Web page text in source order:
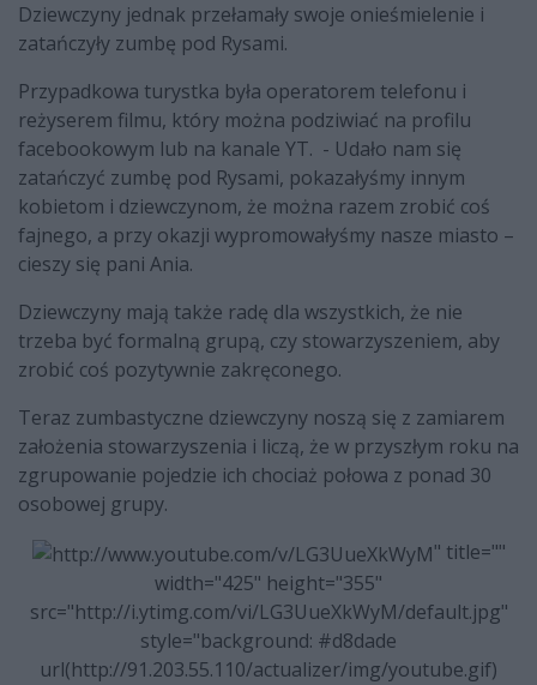
Dziewczyny jednak przełamały swoje onieśmielenie i
zatańczyły zumbę pod Rysami.
Przypadkowa turystka była operatorem telefonu i
reżyserem filmu, który można podziwiać na profilu
facebookowym lub na kanale YT. - Udało nam się
zatańczyć zumbę pod Rysami, pokazałyśmy innym
kobietom i dziewczynom, że można razem zrobić coś
fajnego, a przy okazji wypromowałyśmy nasze miasto –
cieszy się pani Ania.
Dziewczyny mają także radę dla wszystkich, że nie
trzeba być formalną grupą, czy stowarzyszeniem, aby
zrobić coś pozytywnie zakręconego.
Teraz zumbastyczne dziewczyny noszą się z zamiarem
założenia stowarzyszenia i liczą, że w przyszłym roku na
zgrupowanie pojedzie ich chociaż połowa z ponad 30
osobowej grupy.
" title=""
width="425" height="355"
src="http://i.ytimg.com/vi/LG3UueXkWyM/default.jpg"
style="background: #d8dade
url(http://91.203.55.110/actualizer/img/youtube.gif)